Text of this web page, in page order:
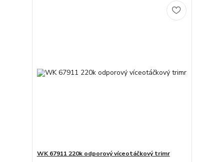
WK 67911 220k odporový víceotáčkový trimr